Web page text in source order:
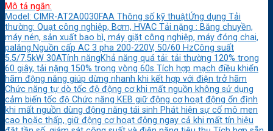
Mô tả ngắn:
Model: CIMR-AT2A0030FAA Thông số kỹ thuậtỨng dụng Tải
thường: Quạt công nghiệp, Bơm, HVAC Tải nặng : Băng chuyền,
máy nén, sản xuất bao bì, máy giặt công nghiệp, máy đóng chai,
palăng.Nguồn cấp AC 3 pha 200-220V, 50/60 HzCông suất
5.5/7.5kW 30ATính năngKhả năng quá tải: tải thường 120% trong
60 giây, tải nặng 150% trong vòng 60s Tích hợp mạch điều khiển
hãm động năng giúp dừng nhanh khi kết hợp với điện trở hãm
Chức năng tự dò tốc độ động cơ khi mất nguồn không sử dụng
cảm biến tốc độ Chức năng KEB giữ động cơ hoạt động ổn định
khi mất nguồn dùng động năng tái sinh Phát hiện sự cố mô men
cao hoặc thấp, giữ động cơ hoạt động ngay cả khi mất tín hiệu